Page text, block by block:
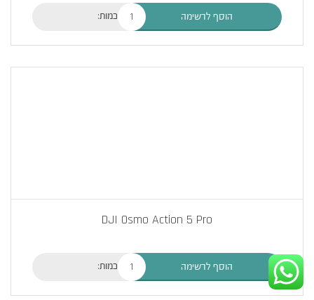
כמות: הוסף לרשימה
DJI Osmo Action 5 Pro
כמות: הוסף לרשימה